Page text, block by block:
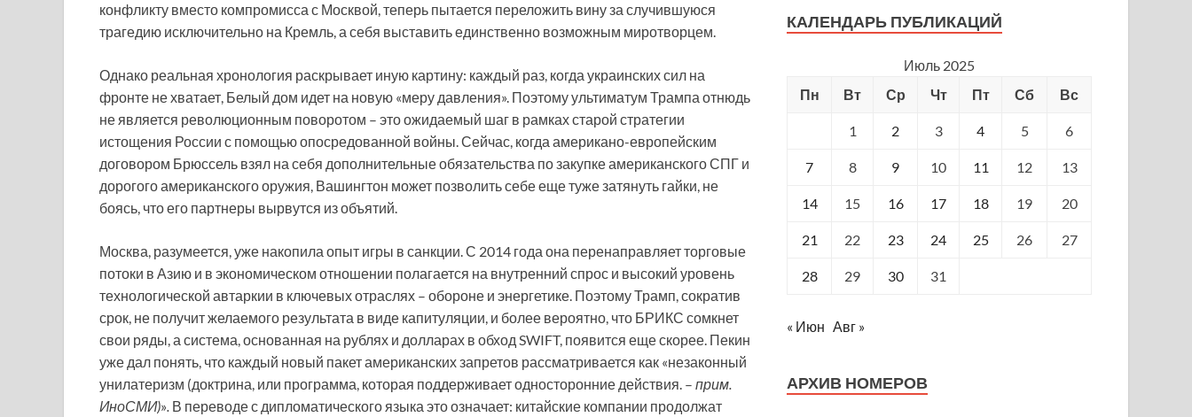
конфликту вместо компромисса с Москвой, теперь пытается переложить вину за случившуюся
трагедию исключительно на Кремль, а себя выставить единственно возможным миротворцем.
Однако реальная хронология раскрывает иную картину: каждый раз, когда украинских сил на
фронте не хватает, Белый дом идет на новую «меру давления». Поэтому ультиматум Трампа отнюдь
не является революционным поворотом – это ожидаемый шаг в рамках старой стратегии
истощения России с помощью опосредованной войны. Сейчас, когда американо-европейским
договором Брюссель взял на себя дополнительные обязательства по закупке американского СПГ и
дорогого американского оружия, Вашингтон может позволить себе еще туже затянуть гайки, не
боясь, что его партнеры вырвутся из объятий.
Москва, разумеется, уже накопила опыт игры в санкции. С 2014 года она перенаправляет торговые
потоки в Азию и в экономическом отношении полагается на внутренний спрос и высокий уровень
технологической автаркии в ключевых отраслях – обороне и энергетике. Поэтому Трамп, сократив
срок, не получит желаемого результата в виде капитуляции, и более вероятно, что БРИКС сомкнет
свои ряды, а система, основанная на рублях и долларах в обход SWIFT, появится еще скорее. Пекин
уже дал понять, что каждый новый пакет американских запретов рассматривается как «незаконный
унилатеризм (доктрина, или программа, которая поддерживает односторонние действия. – прим.
ИноСМИ)». В переводе с дипломатического языка это означает: китайские компании продолжат
КАЛЕНДАРЬ ПУБЛИКАЦИЙ
Июль 2025
Пн
Вт Ср Чт Пт Сб Вс
1 2 3 4 5 6
7 8 9 10 11 12 13
14 15 16 17 18 19 20
21 22 23 24 25 26 27
28 29 30 31
« Июн Авг »
АРХИВ НОМЕРОВ